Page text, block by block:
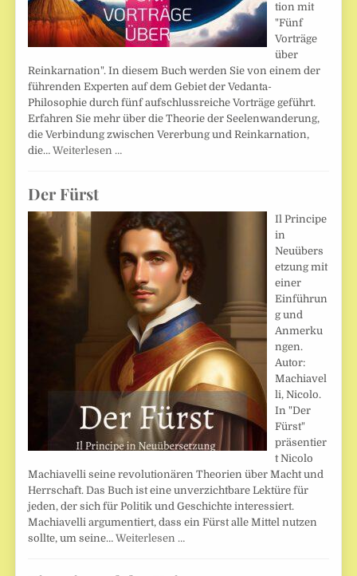
tion mit
"Fünf
Vorträge
über
Reinkarnation". In diesem Buch werden Sie von einem der
führenden Experten auf dem Gebiet der Vedanta-
Philosophie durch fünf aufschlussreiche Vorträge geführt.
Erfahren Sie mehr über die Theorie der Seelenwanderung,
die Verbindung zwischen Vererbung und Reinkarnation,
die…Weiterlesen …
Der Fürst
Il Principe
in
Neuübers
etzung mit
einer
Einführun
g und
Anmerku
ngen.
Autor:
Machiavel
li, Nicolo.
In "Der
Fürst"
präsentier
t Nicolo
Machiavelli seine revolutionären Theorien über Macht und
Herrschaft. Das Buch ist eine unverzichtbare Lektüre für
jeden, der sich für Politik und Geschichte interessiert.
Machiavelli argumentiert, dass ein Fürst alle Mittel nutzen
sollte, um seine…Weiterlesen …